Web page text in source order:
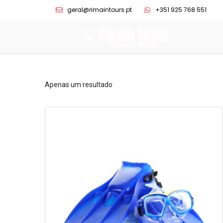
geral@rimaintours.pt +351 925 768 551
Apenas um resultado